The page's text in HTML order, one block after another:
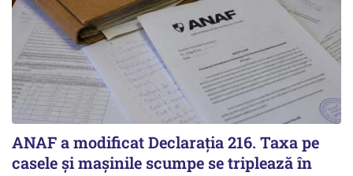
ANAF a modificat Declarația 216. Taxa pe
casele și mașinile scumpe se triplează în